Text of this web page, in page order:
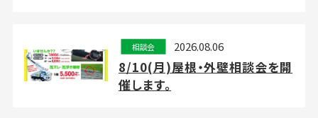
相談会 2026.08.06
8/10(月)屋根・外壁相談会を開
催します。